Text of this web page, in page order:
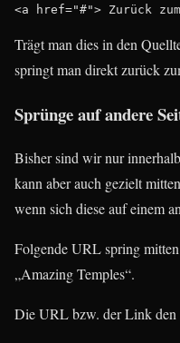
<a href="#"> Zurück
Trägt man dies in den
springt man direkt zurück
Sprünge auf andere
Bisher sind wir nur
kann aber auch gezielt
wenn sich diese auf einem
Folgende URL spring
„Amazing Temples“.
Die URL bzw. der Link den